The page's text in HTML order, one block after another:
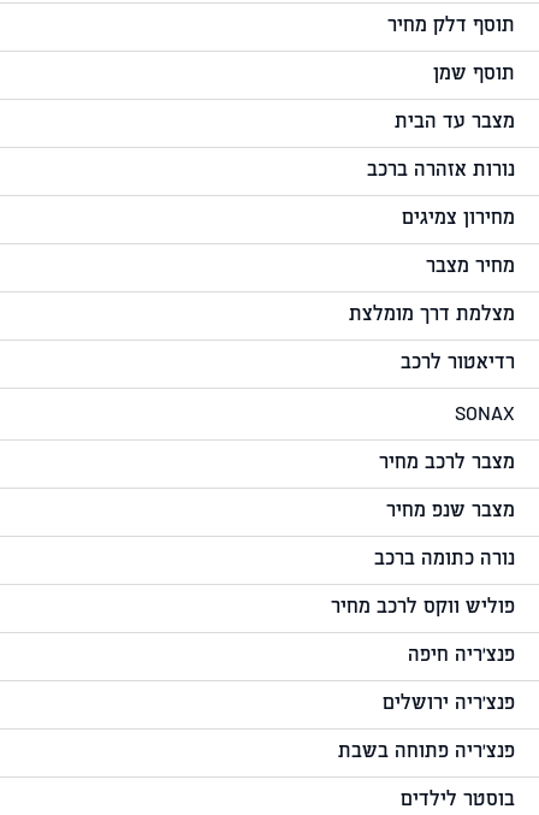
תוסף דלק מחיר
תוסף שמן
מצבר עד הבית
נורות אזהרה ברכב
מחירון צמיגים
מחיר מצבר
מצלמת דרך מומלצת
רדיאטור לרכב
SONAX
מצבר לרכב מחיר
מצבר שנפ מחיר
נורה כתומה ברכב
פוליש ווקס לרכב מחיר
פנצ'ריה חיפה
פנצ'ריה ירושלים
פנצ'ריה פתוחה בשבת
בוסטר לילדים